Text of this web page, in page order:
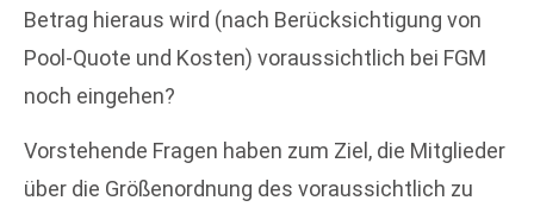
Betrag hieraus wird (nach Berücksichtigung von
Pool-Quote und Kosten) voraussichtlich bei FGM
noch eingehen?
Vorstehende Fragen haben zum Ziel, die Mitglieder
über die Größenordnung des voraussichtlich zu